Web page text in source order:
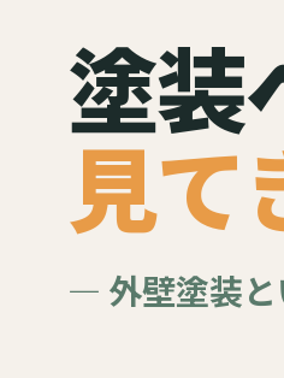
塗装
見て
— 外壁塗装と